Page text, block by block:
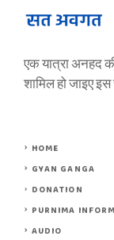
एक यात्रा अनहद
शामिल हो जाइए
HOME
GYAN GANGA
DONATION
PURNIMA
AUDIO